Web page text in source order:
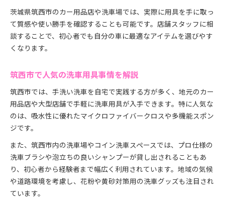
茨城県筑西市のカー用品店や洗車場では、実際に用具を手に取っ
て質感や使い勝手を確認することも可能です。店舗スタッフに相
談することで、初心者でも自分の車に最適なアイテムを選びやす
くなります。
筑西市で人気の洗車用具事情を解説
筑西市では、手洗い洗車を自宅で実践する方が多く、地元のカー
用品店や大型店舗で手軽に洗車用具が入手できます。特に人気な
のは、吸水性に優れたマイクロファイバークロスや多機能スポン
ジです。
また、筑西市内の洗車場やコイン洗車スペースでは、プロ仕様の
洗車ブラシや泡立ちの良いシャンプーが貸し出されることもあ
り、初心者から経験者まで幅広く利用されています。地域の気候
や道路環境を考慮し、花粉や黄砂対策用の洗車グッズも注目され
ています。